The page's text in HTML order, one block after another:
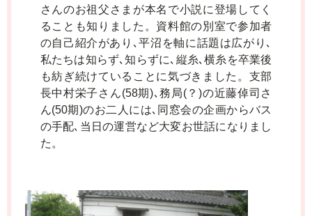
さんのお祖父さまが本名で小説に登場してく
ることも知りました。資料館の別室で参加者
の自己紹介があり､平沼を軸に話題は広がり､
私たちは知らず､知らずに､縦糸､横糸を卒業後
も紡ぎ続けていることに気づきました。支部
長中村栄子さん(58期)､務局(？)の近藤倬司さ
ん(50期)のお二人には､同窓会の企画からバス
の手配､当日の運営など大変お世話になりまし
た。